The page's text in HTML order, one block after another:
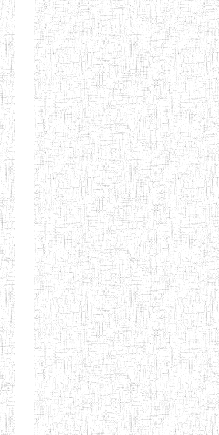
ENIEG
MODERNE
SAINTE MARIE
04/08/2010 ENIEG
ENIEG PRIVEE
BILINGUE LES
BOSONS
04/08/2010 ENIEG
ENIEG BILINGUE
LE NORMALIEN
CITOYEN
01/08/2014 ENIEG
ENIEG BILINGUE
CLAIRE
FONTAINE
03/10/2012 ENIEG
ENIEG BILINGUE
LA COURONNE
25/06/2014 ENIEG
ENIET BILINGUE
LA
PERFORMANCE
06/01/2014 ENIET
ENIET PRIVEE
LES FERMIONS
25/07/2013 ENIET
ENIET PRIVEE DE
L'OUEST
17/04/2014 ENIET
ENIET LE
NORMALIEN
30/10/2014 ENIET